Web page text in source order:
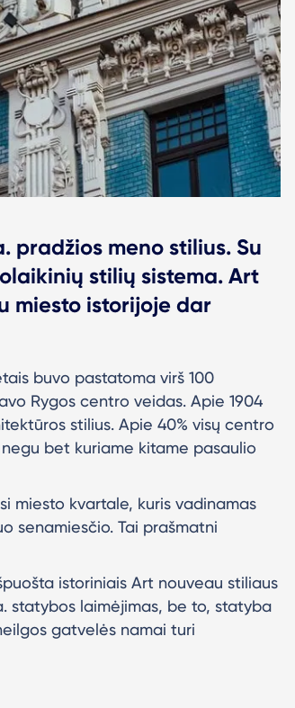
pradžios meno stilius. Su
stilių sistema. Art
miesto istorijoje dar
buvo pastatoma virš 100
Rygos centro veidas. Apie 1904
stilius. Apie 40% visų centro
bet kuriame kitame pasaulio
miesto kvartale, kuris vadinamas
senamiesčio. Tai prašmatni
istoriniais Art nouveau stiliaus
statybos laimėjimas, be to, statyba
gatvelės namai turi